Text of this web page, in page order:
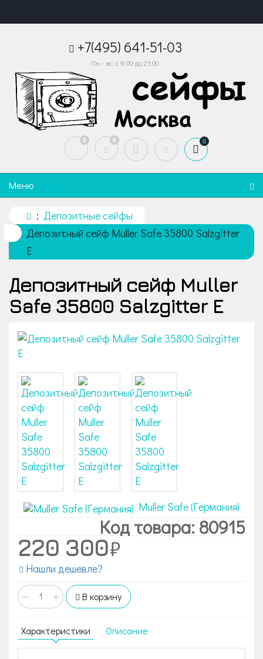
+7(495) 641-51-03
Пн - вс: с 9:00 до 21:00
0 0 0
Меню
Депозитные сейфы
Депозитный сейф Muller Safe 35800 Salzgitter
E
Депозитный сейф Muller
Safe 35800 Salzgitter E
Muller Safe (Германия)
Код товара: 80915
220 300
Нашли дешевле?
− + В корзину
Характеристики Описание